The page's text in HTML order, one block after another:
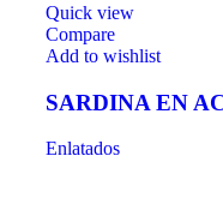
Quick view
Compare
Add to wishlist
SARDINA EN
Enlatados